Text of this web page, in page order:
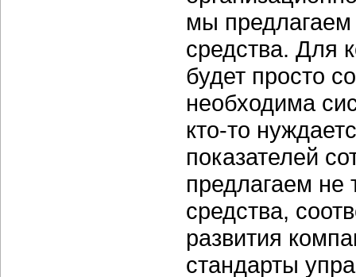
мы предлагаем
средства. Для
будет просто
необходима
кто-то
показателей
предлагаем не
средства,
развития
стандарты